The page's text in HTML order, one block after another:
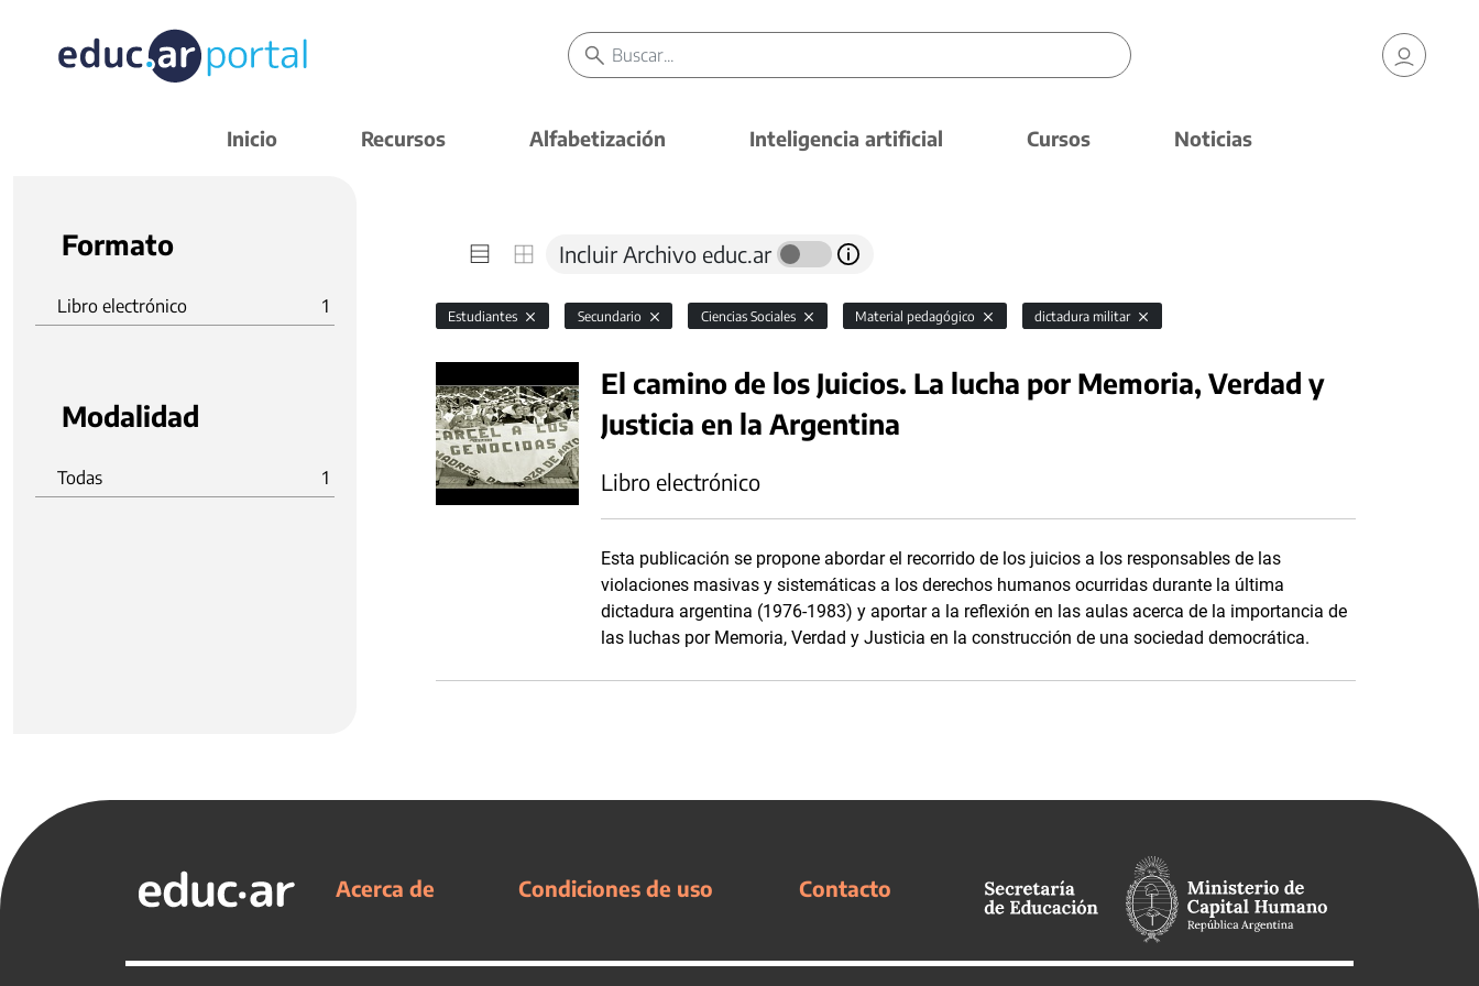
Inicio Recursos Alfabetización Inteligencia artificial Cursos Noticias
Formato
Libro electrónico 1
Modalidad
Todas 1
Incluir Archivo educ.ar
Estudiantes Secundario Ciencias Sociales Material pedagógico dictadura militar
El camino de los Juicios. La lucha por Memoria, Verdad y
Justicia en la Argentina
Libro electrónico
Esta publicación se propone abordar el recorrido de los juicios a los responsables de las
violaciones masivas y sistemáticas a los derechos humanos ocurridas durante la última
dictadura argentina (1976-1983) y aportar a la reflexión en las aulas acerca de la importancia de
las luchas por Memoria, Verdad y Justicia en la construcción de una sociedad democrática.
Acerca de Condiciones de uso Contacto